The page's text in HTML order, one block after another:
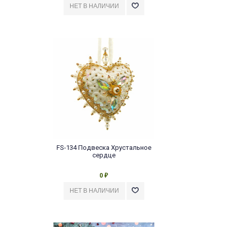
FS-134 Подвеска Хрустальное
сердце
0 ₽